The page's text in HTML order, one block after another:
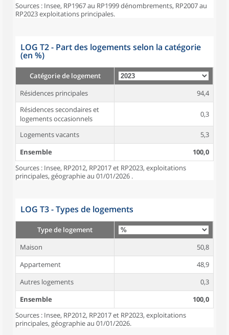
Sources : Insee, RP1967 au RP1999 dénombrements, RP2007 au
RP2023 exploitations principales.
LOG T2 - Part des logements selon la catégorie
(en %)
Catégorie de logement
Résidences principales
94,4
Résidences secondaires et
logements occasionnels
0,3
Logements vacants
5,3
Ensemble
100,0
Sources : Insee, RP2012, RP2017 et RP2023, exploitations
principales, géographie au 01/01/2026 .
LOG T3 - Types de logements
Type de logement
Maison
50,8
Appartement
48,9
Autres logements
0,3
Ensemble
100,0
Sources : Insee, RP2012, RP2017 et RP2023, exploitations
principales, géographie au 01/01/2026.